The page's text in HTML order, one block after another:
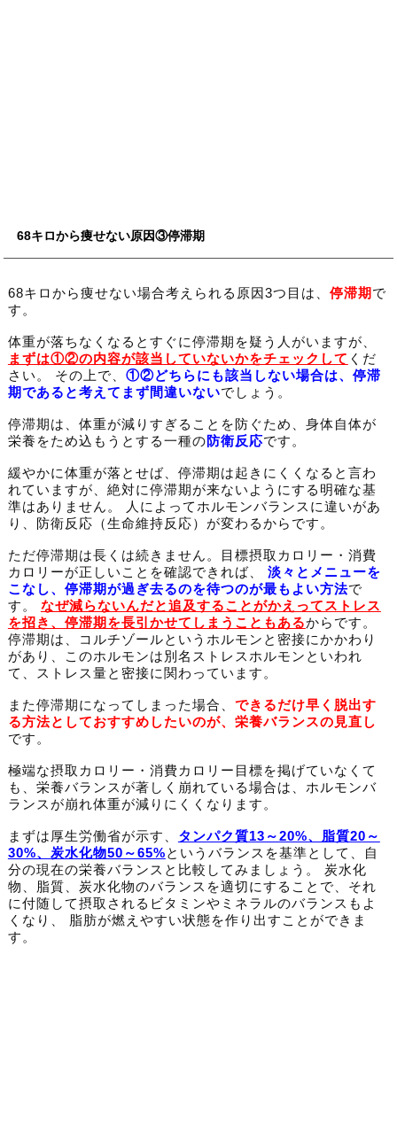
68キロから痩せない原因③停滞期
68キロから痩せない場合考えられる原因3つ目は、 停滞期 で
す。
体重が落ちなくなるとすぐに停滞期を疑う人がいますが、
まずは①②の内容が該当していないかをチェックして くだ
さい。 その上で、 ①②どちらにも該当しない場合は、停滞
期であると考えてまず間違いないでしょう。
停滞期は、体重が減りすぎることを防ぐため、身体自体が
栄養をため込もうとする一種の防衛反応です。
緩やかに体重が落とせば、停滞期は起きにくくなると言わ
れていますが、絶対に停滞期が来ないようにする明確な基
準はありません。 人によってホルモンバランスに違いがあ
り、防衛反応（生命維持反応）が変わるからです。
ただ停滞期は長くは続きません。目標摂取カロリー・消費
カロリーが正しいことを確認できれば、 淡々とメニューを
こなし、停滞期が過ぎ去るのを待つのが最もよい方法で
す。 なぜ減らないんだと追及することがかえってストレス
を招き、停滞期を長引かせてしまうこともあるからです。
停滞期は、コルチゾールというホルモンと密接にかかわり
があり、このホルモンは別名ストレスホルモンといわれ
て、ストレス量と密接に関わっています。
また停滞期になってしまった場合、 できるだけ早く脱出す
る方法としておすすめしたいのが、栄養バランスの見直し
です。
極端な摂取カロリー・消費カロリー目標を掲げていなくて
も、栄養バランスが著しく崩れている場合は、ホルモンバ
ランスが崩れ体重が減りにくくなります。
まずは厚生労働省が示す、 タンパク質13～20%、脂質20～
30%、炭水化物50～65%というバランスを基準として、自
分の現在の栄養バランスと比較してみましょう。 炭水化
物、脂質、炭水化物のバランスを適切にすることで、それ
に付随して摂取されるビタミンやミネラルのバランスもよ
くなり、 脂肪が燃えやすい状態を作り出すことができま
す。